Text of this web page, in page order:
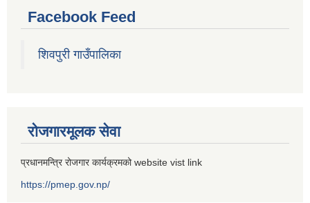
Facebook Feed
शिवपुरी गाउँपालिका
रोजगारमूलक सेवा
प्रधानमन्त्रि रोजगार कार्यक्रमको website vist link
https://pmep.gov.np/